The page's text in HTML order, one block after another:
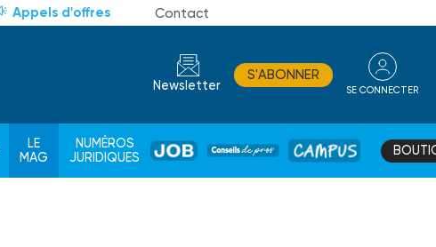
Appels d'offres Contact
Newsletter
S'ABONNER
SE CONNECTER
LE
MAG
NUMÉROS
JURIDIQUES
JOB
DE
CAMPUS